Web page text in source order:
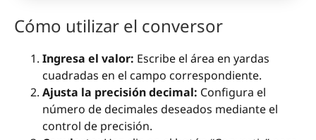
Cómo utilizar el conversor
Ingresa el valor: Escribe el área en yardas
cuadradas en el campo correspondiente.
Ajusta la precisión decimal: Configura el
número de decimales deseados mediante el
control de precisión.